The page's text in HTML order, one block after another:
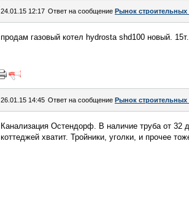
24.01.15 12:17 Ответ на сообщение Рынок строительных
продам газовый котел hydrosta shd100 новый.
26.01.15 14:45 Ответ на сообщение Рынок строительных
Канализация Остендорф. В наличие труба от 32
коттеджей хватит. Тройники, уголки, и прочее